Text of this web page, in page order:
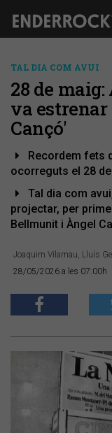
TAL DIA COM AVUI
28 de
va estrenar
Cançó'
Recordem fets
ocorreguts el 28
Tal dia com
projectar, per
Bellmunit i Àngel
Joaquim Vilarnau, Lluís
28/05/2026 a les 07:00h